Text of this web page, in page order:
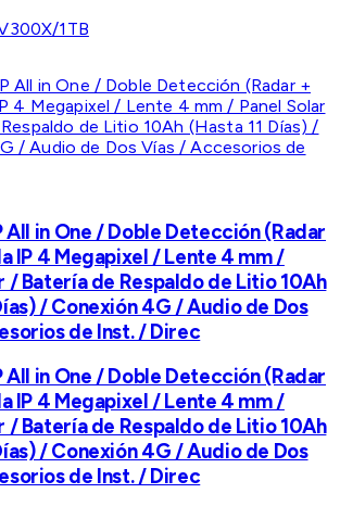
1TB
All in One / Doble Detección (Radar
IP 4 Megapixel / Lente 4 mm /
/ Batería de Respaldo de Litio 10Ah
/ Conexión 4G / Audio de Dos
de Inst. / Direc
All in One / Doble Detección (Radar
IP 4 Megapixel / Lente 4 mm /
/ Batería de Respaldo de Litio 10Ah
/ Conexión 4G / Audio de Dos
de Inst. / Direc